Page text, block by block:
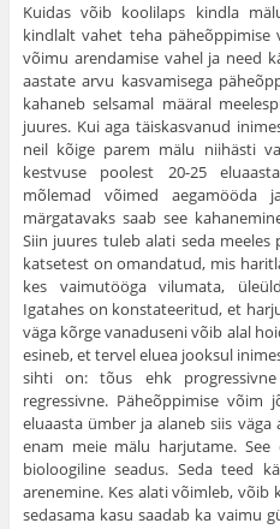
Kuidas võib koolilaps kindla
kindlalt vahet teha päheõppimise
võimu arendamise vahel ja need
aastate arvu kasvamisega
kahaneb selsamal määral
juures. Kui aga täiskasvanud
neil kõige parem mälu niihästi
kestvuse poolest 20-25
mõlemad võimed aegamööda
märgatavaks saab see
Siin juures tuleb alati seda
katsetest on omandatud, mis
kes vaimutööga vilumata,
Igatahes on konstateeritud, et
väga kõrge vanaduseni võib alal
esineb, et tervel eluea jooksul
sihti on: tõus ehk
regressivne. Päheõppimise
eluaasta ümber ja alaneb siis väga
enam meie mälu harjutame.
bioloogiline seadus. Seda teed
arenemine. Kes alati võimleb, võib
sedasama kasu saadab ka vaimu